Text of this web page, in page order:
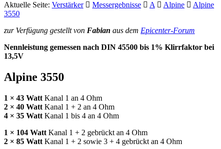
Aktuelle Seite: Verstärker Messergebnisse A Alpine
Alpine
3550
zur Verfügung gestellt von Fabian aus dem Epicenter-Forum
Nennleistung gemessen nach DIN 45500 bis 1% Klirrfaktor bei
13,5V
Alpine 3550
1 × 43 Watt Kanal 1 an 4 Ohm
2 × 40 Watt Kanal 1 + 2 an 4 Ohm
4 × 35 Watt Kanal 1 bis 4 an 4 Ohm
1 × 104 Watt Kanal 1 + 2 gebrückt an 4 Ohm
2 × 85 Watt Kanal 1 + 2 sowie 3 + 4 gebrückt an 4 Ohm